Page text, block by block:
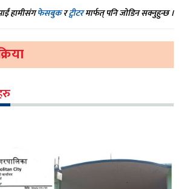
हामीसंगफेसबुकरट्वीटरमार्फत् पनि जोडिन सक्नुहुन्छ ।